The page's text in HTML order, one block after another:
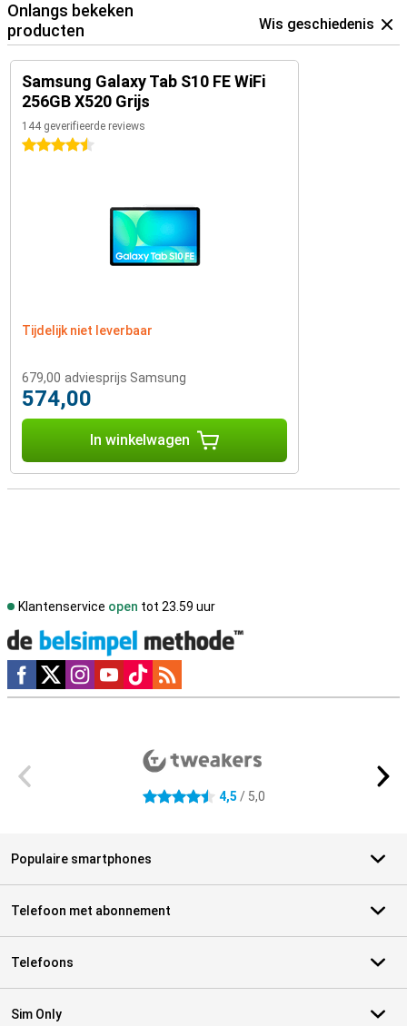
Onlangs bekeken
producten
Wis geschiedenis
Samsung Galaxy Tab S10 FE WiFi
256GB X520 Grijs
144 geverifieerde reviews
4.5 sterren
Tijdelijk niet leverbaar
679,00 adviesprijs Samsung
574,00
In winkelwagen
Klantenservice open tot 23.59 uur
Social media
4.5 sterren 4,5 / 5,0
Populaire smartphones
Telefoon met abonnement
Telefoons
Sim Only